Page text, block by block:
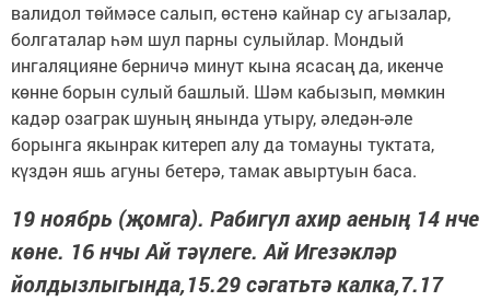
валидол төймәсе салып, өстенә кайнар су агызалар,
болгаталар һәм шул парны сулыйлар. Мондый
ингаляцияне берничә минут кына ясасаң да, икенче
көнне борын сулый башлый. Шәм кабызып, мөмкин
кадәр озаграк шуның янында утыру, әледән-әле
борынга якынрак китереп алу да томауны туктата,
күздән яшь агуны бетерә, тамак авыртуын баса.
19 ноябрь (җомга). Рабигүл ахир аеның 14 нче
көне. 16 нчы Ай тәүлеге. Ай Игезәкләр
йолдызлыгында,15.29 сәгатьтә калка,7.17